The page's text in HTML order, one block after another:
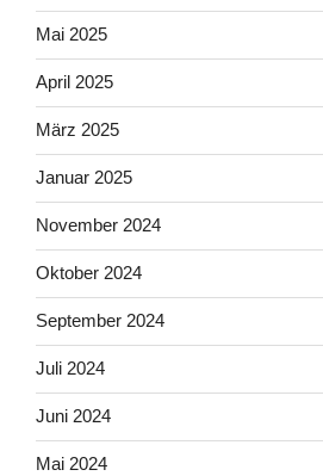
Mai 2025
April 2025
März 2025
Januar 2025
November 2024
Oktober 2024
September 2024
Juli 2024
Juni 2024
Mai 2024